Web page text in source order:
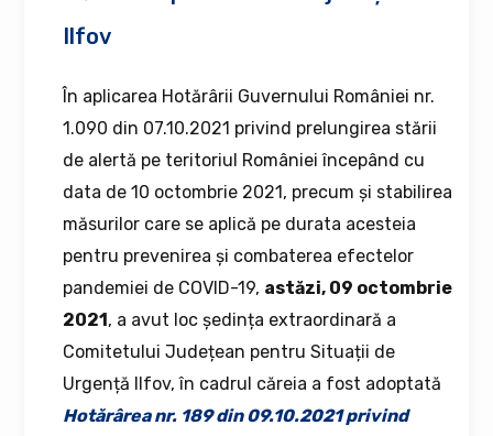
Ilfov
În aplicarea Hotărârii Guvernului României nr.
1.090 din 07.10.2021 privind prelungirea stării
de alertă pe teritoriul României începând cu
data de 10 octombrie 2021, precum și stabilirea
măsurilor care se aplică pe durata acesteia
pentru prevenirea și combaterea efectelor
pandemiei de COVID-19, astăzi, 09 octombrie
2021, a avut loc ședința extraordinară a
Comitetului Județean pentru Situații de
Urgență Ilfov, în cadrul căreia a fost adoptată
Hotărârea nr. 189 din 09.10.2021privind